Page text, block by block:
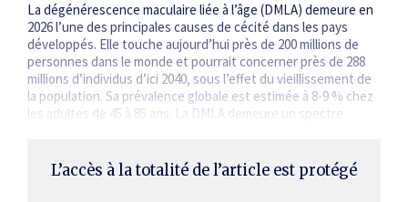
La dégénérescence maculaire liée à l’âge (DMLA) demeure en
2026 l’une des principales causes de cécité dans les pays
développés. Elle touche aujourd’hui près de 200 millions de
personnes dans le monde et pourrait concerner près de 288
millions d’individus d’ici 2040, sous l’effet du vieillissement de
la population. Sa prévalence globale est estimée à 8-9 % chez
les adultes de 45 à 85 ans. La DMLA demeure un spectre
L’accès à la totalité de l’article est protégé